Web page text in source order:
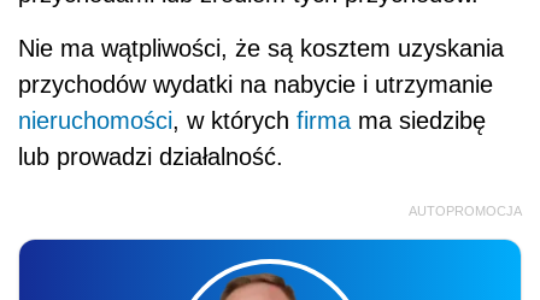
Nie ma wątpliwości, że są kosztem uzyskania
przychodów wydatki na nabycie i utrzymanie
nieruchomości, w których firma ma siedzibę
lub prowadzi działalność.
AUTOPROMOCJA